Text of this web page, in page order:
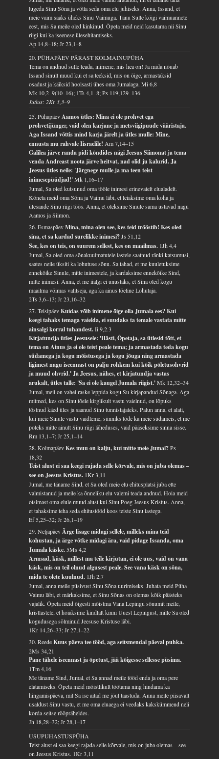
lugeda Sinu Sõna ja võtta seda oma elu juhiseks. Anna, Issand, et
meie vaim saaks üheks Sinu Vaimuga. Tänu Sulle kõigi vaimuannete
eest, mis Sa meile oled kinkinud. Õpeta meid neid kasutama nii Sinu
riigi kui ka iseenese ülesehitamiseks.
Ap 14,8–18; Jr 23,1–8
20. PÜHAPÄEV PÄRAST KOLMAINUPÜHA
Tema on andnud sulle teada, inimene, mis hea on! Ja mida nõuab
Issand sinult muud kui et sa teeksid, mis on õige, armastaksid
osadust ja käiksid hoolsasti ühes oma Jumalaga.Mi 6,8
Mk 10,2–9(10–16); 1Ts 4,1–8; Ps 119,129–136
Jutlus: 2Kr 3,3–9
25. Pühapäev Aamos ütles: Mina ei ole prohvet ega
prohvetijünger, vaid olen karjane ja metsviigipuude vääristaja.
Aga Issand võttis mind karja järelt ja ütles mulle: Mine,
ennusta mu rahvale Iisraelile!Am 7,14–15
Galilea järve randa pidi kõndides nägi Jeesus Siimonat ja tema
venda Andreast noota järve heitvat, nad olid ju kalurid. Ja
Jeesus ütles neile: 'Järgnege mulle ja ma teen teist
inimesepüüdjad!'Mk 1,16–17
Jumal, Sa oled kutsunud oma tööle inimesi erinevatelt elualadelt.
Kõneta meid oma Sõna ja Vaimu läbi, et leiaksime oma koha ja
ülesande Sinu riigi töös. Anna, et oleksime Sinule sama ustavad nagu
Aamos ja Siimon.
26. EsmaspäevMina, mina olen see, kes teid trööstib! Kes oled
sina, et sa kardad surelikke inimesi?Js 51,12
See, kes on teis, on suurem sellest, kes on maailmas. 1Jh 4,4
Jumal, Sa oled oma sõnakuulmatutele lastele saatnud ränki katsumusi,
saates neile üksiti ka lohutuse sõnu. Sa tahad, et me kuuletuksime
ennekõike Sinule, mitte inimestele, ja kardaksime ennekõike Sind,
mitte inimesi. Anna, et me iialgi ei unustaks, et Sina oled kogu
maailma võimas valitseja, aga ka ainus tõeline Lohutaja.
2Ts 3,6–13; Jr 23,16–32
27. TeisipäevKuidas võib inimene õige olla Jumala ees? Kui
keegi tahaks temaga vaielda, ei suudaks ta temale vastata mitte
ainsalgi korral tuhandest.Ii 9,2.3
Kirjatundja ütles Jeesusele: 'Hästi, Õpetaja, sa ütlesid tõtt, et
tema on Ainus ja ei ole teist peale tema; ja armastada teda kogu
südamega ja kogu mõistusega ja kogu jõuga ning armastada
ligimest nagu iseennast on palju rohkem kui kõik põletusohvrid
ja muud ohvrid.' Ja Jeesus, nähes, et kirjatundja vastas
arukalt, ütles talle: 'Sa ei ole kaugel Jumala riigist.'Mk 12,32–34
Jumal, meil on vahel raske leppida kogu Su kirjapandud Sõnaga. Aga
mitmed, kes on Sinu tõele kirglikult vastu vaielnud, on lõpuks
tõstnud käed üles ja saanud Sinu tunnistajateks. Palun anna, et alati,
kui meie Sinule vastu vaidleme, sünniks tõde ka meie südameis, et me
poleks mitte ainult Sinu riigi läheduses, vaid pääseksime sinna sisse.
Rm 13,1–7; Jr 25,1–14
28. KolmapäevKes muu on kalju, kui mitte meie Jumal?Ps
18,32
Teist alust ei saa keegi rajada selle kõrvale, mis on juba olemas –
see on Jeesus Kristus. 1Kr 3,11
Jumal, me täname Sind, et Sa oled meie elu ehitusplatsi juba ette
valmistanud ja meile ka õnneliku elu valemi teada andnud. Hoia meid
otsimast oma elule muud alust kui Sinu Poeg Jeesus Kristus. Anna,
et tahaksime teha seda ehitustööd koos teiste Sinu lastega.
Ef 5,25–32; Jr 26,1–19
29. Neljapäev Ärge lisage midagi sellele, milleks mina teid
kohustan, ja ärge võtke midagi ära, vaid pidage Issanda, oma
Jumala käske.5Ms 4,2
Armsad, käsk, millest ma teile kirjutan, ei ole uus, vaid on vana
käsk, mis on teil olnud algusest peale. See vana käsk on sõna,
mida te olete kuulnud. 1Jh 2,7
Jumal, anna meile püsivust Sinu Sõna uurimiseks. Juhata meid Püha
Vaimu läbi, et märkaksime, et Sinu Sõnas on olemas kõik päästeks
vajalik. Õpeta meid õigesti mõistma Vana Lepingu sõnumit meile,
kristlastele, et hoiaksime kindlalt kinni Uuest Lepingust, mille Sa oled
kogudusega sõlminud Jeesuse Kristuse läbi.
1Kr 14,26–33; Jr 27,1–22
30. ReedeKuus päeva tee tööd, aga seitsmendal päeval puhka.
2Ms 34,21
Pane tähele iseennast ja õpetust, jää kõigesse sellesse püsima.
1Tm 4,16
Me täname Sind, Jumal, et Sa annad meile tööd enda ja oma pere
elatamiseks. Õpeta meid mõistlikult töötama ning hindama ka
hingamispäeva, mil Sa ise aitad me jõul taastuda. Anna meile piisavalt
usaldust Sinu vastu, et me oma eluaega ei veedaks kakskümmend neli
korda seitse rööpräheldes.
Jh 18,28–32; Jr 28,1–17
USUPUHASTUSPÜHA
Teist alust ei saa keegi rajada selle kõrvale, mis on juba olemas – see
on Jeesus Kristus. 1Kr 3,11